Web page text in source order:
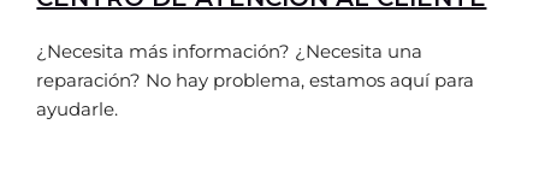
¿Necesita más información? ¿Necesita una
reparación? No hay problema, estamos aquí para
ayudarle.